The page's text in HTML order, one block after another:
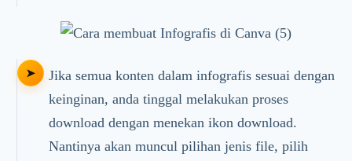
Jika semua konten dalam infografis sesuai dengan
keinginan, anda tinggal melakukan proses
download dengan menekan ikon download.
Nantinya akan muncul pilihan jenis file, pilih